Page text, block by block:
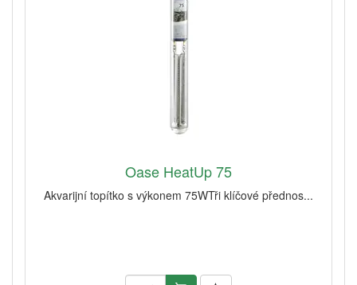
Oase HeatUp 75
Akvarijní topítko s výkonem 75WTři klíčové přednos...